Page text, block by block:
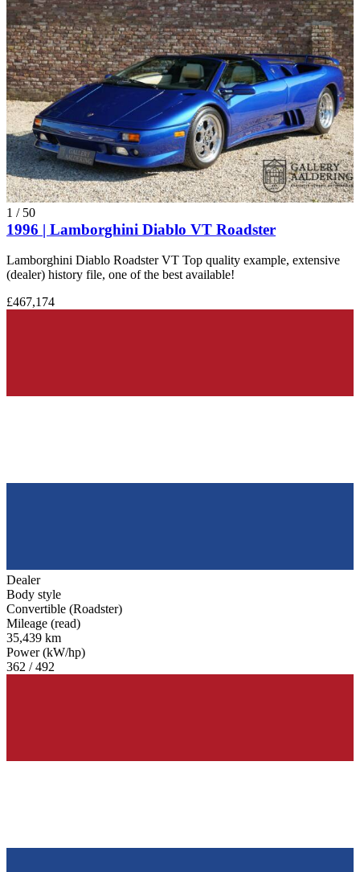
1 / 50
1996 | Lamborghini Diablo VT Roadster
Lamborghini Diablo Roadster VT Top quality example, extensive
(dealer) history file, one of the best available!
£467,174
Dealer
Body style
Convertible (Roadster)
Mileage (read)
35,439 km
Power (kW/hp)
362 / 492